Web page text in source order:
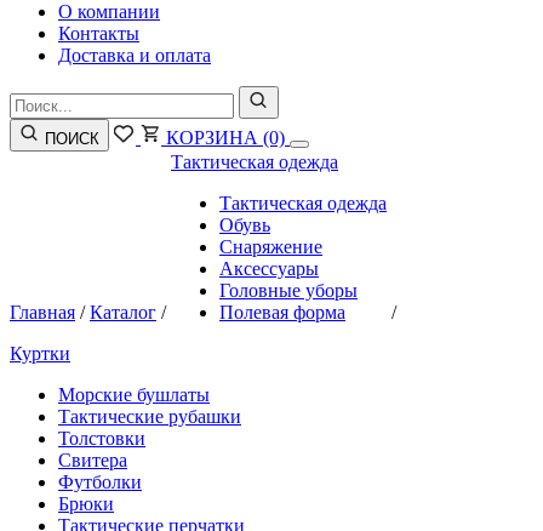
О компании
Контакты
Доставка и оплата
ПОИСК КОРЗИНА (0)
Главная /Каталог /
Тактическая одежда
Тактическая одежда
Обувь
Снаряжение
Аксессуары
Головные уборы
Полевая форма
/
Куртки
Морские бушлаты
Тактические рубашки
Толстовки
Свитера
Футболки
Брюки
Тактические перчатки